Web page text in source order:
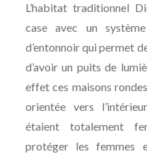
L’habitat traditionnel
case avec un
d’entonnoir qui permet
d’avoir un puits de
effet ces maisons
orientée vers
étaient totalement
protéger les femmes